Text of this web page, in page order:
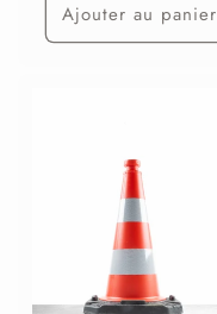
Ajouter au panier